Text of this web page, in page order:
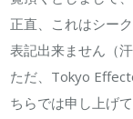
正直、これはシー
表記出来ません（汗
ただ、Tokyo
ちらでは申し上げて